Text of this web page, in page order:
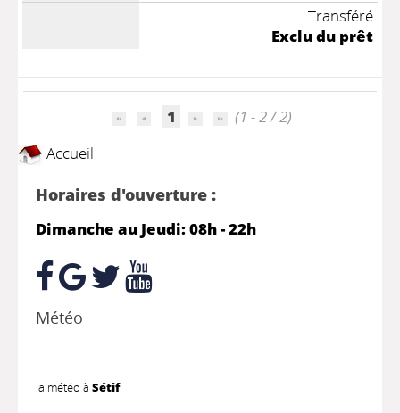
Transféré
Exclu du prêt
1
(1 - 2 / 2)
Accueil
Horaires d'ouverture :
Dimanche au Jeudi: 08h - 22h
Météo
la météo à Sétif